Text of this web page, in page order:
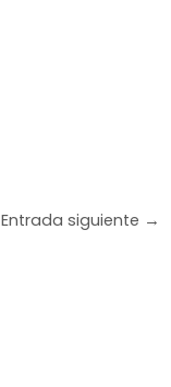
Entrada siguiente →